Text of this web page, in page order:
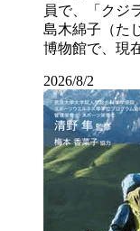
員で、「ク
島木綿子（た
博物館で、現
2026/8/2